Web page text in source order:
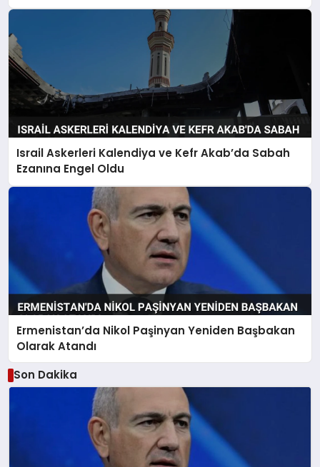
Israil Askerleri Kalendiya ve Kefr Akab’da Sabah
Ezanına Engel Oldu
Ermenistan’da Nikol Paşinyan Yeniden Başbakan
Olarak Atandı
Son Dakika